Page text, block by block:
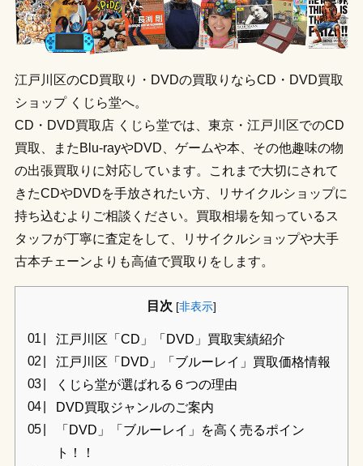
江戸川区のCD買取り・DVDの買取りならCD・DVD買取
ショップ くじら堂へ。
CD・DVD買取店 くじら堂では、東京・江戸川区でのCD
買取、またBlu-rayやDVD、ゲームや本、その他趣味の物
の出張買取りに対応しています。これまで大切にされて
きたCDやDVDを手放されたい方、リサイクルショップに
持ち込むよりご相談ください。買取相場を知っているス
タッフが丁寧に査定をして、リサイクルショップや大手
古本チェーンよりも高値で買取りをします。
目次 [非表示]
江戸川区「CD」「DVD」買取実績紹介
江戸川区「DVD」「ブルーレイ」買取価格情報
くじら堂が選ばれる６つの理由
DVD買取ジャンルのご案内
「DVD」「ブルーレイ」を高く売るポイン
ト！！